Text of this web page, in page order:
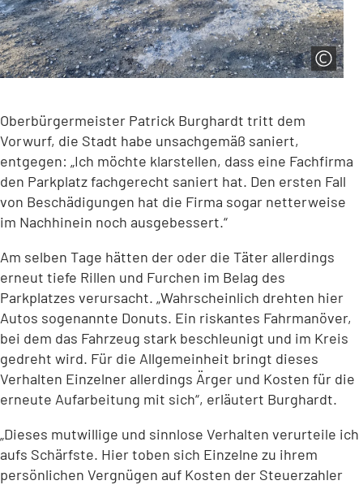
Oberbürgermeister Patrick Burghardt tritt dem
Vorwurf, die Stadt habe unsachgemäß saniert,
entgegen: „Ich möchte klarstellen, dass eine Fachfirma
den Parkplatz fachgerecht saniert hat. Den ersten Fall
von Beschädigungen hat die Firma sogar netterweise
im Nachhinein noch ausgebessert.“
Am selben Tage hätten der oder die Täter allerdings
erneut tiefe Rillen und Furchen im Belag des
Parkplatzes verursacht. „Wahrscheinlich drehten hier
Autos sogenannte Donuts. Ein riskantes Fahrmanöver,
bei dem das Fahrzeug stark beschleunigt und im Kreis
gedreht wird. Für die Allgemeinheit bringt dieses
Verhalten Einzelner allerdings Ärger und Kosten für die
erneute Aufarbeitung mit sich“, erläutert Burghardt.
„Dieses mutwillige und sinnlose Verhalten verurteile ich
aufs Schärfste. Hier toben sich Einzelne zu ihrem
persönlichen Vergnügen auf Kosten der Steuerzahler